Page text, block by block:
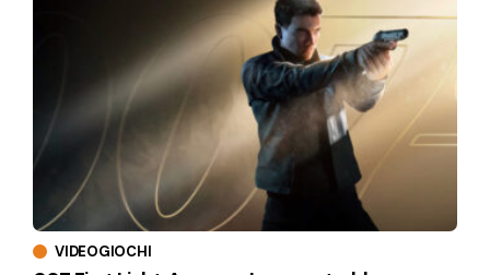
VIDEOGIOCHI